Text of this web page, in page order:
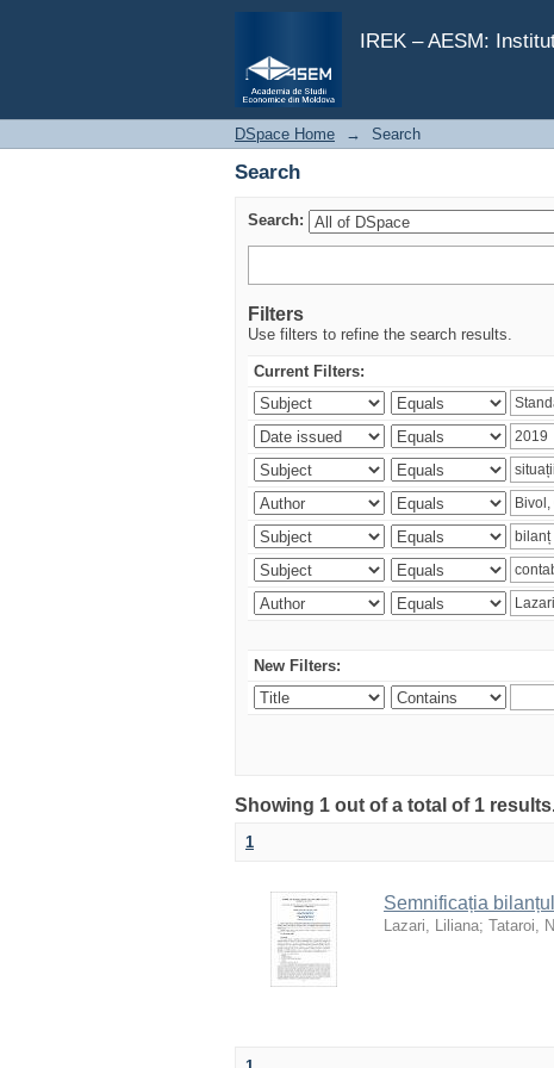
IREK – AESM:
Search
DSpace Home → Search
Search
Search:
Filters
Use filters to refine the search results.
Current Filters:
New Filters:
Showing 1 out of a total of 1
1
Semnificația
Lazari, Liliana; Tataroi,